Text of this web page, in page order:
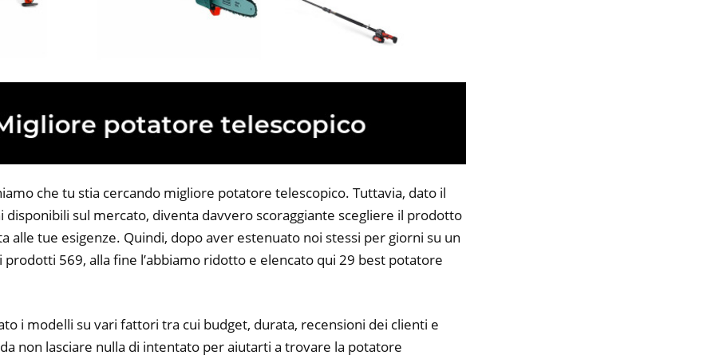
che tu stia cercando migliore potatore telescopico. Tuttavia, dato il
disponibili sul mercato, diventa davvero scoraggiante scegliere il prodotto
alle tue esigenze. Quindi, dopo aver estenuato noi stessi per giorni su un
569, alla fine l’abbiamo ridotto e elencato qui 29 best potatore
i modelli su vari fattori tra cui budget, durata, recensioni dei clienti e
non lasciare nulla di intentato per aiutarti a trovare la potatore